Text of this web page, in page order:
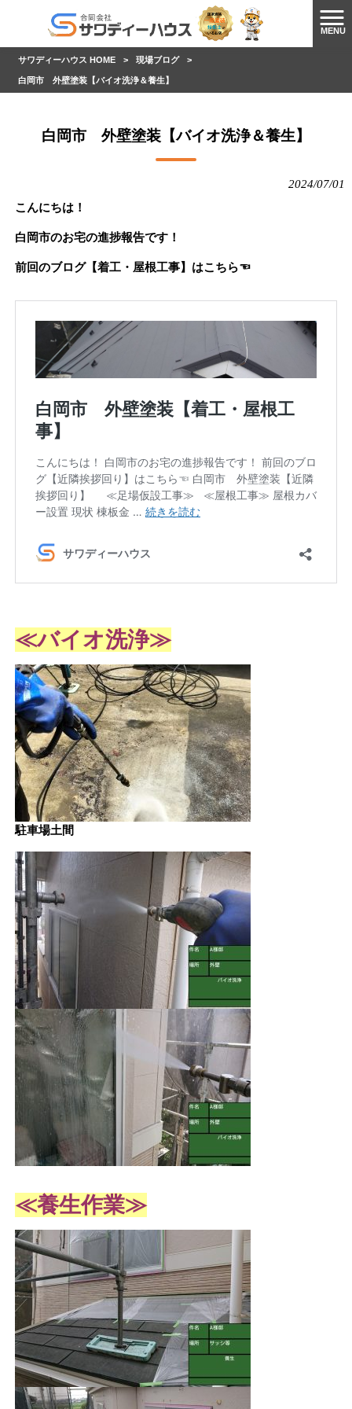
MENU
サワディーハウス HOME > 現場ブログ >
白岡市 外壁塗装【バイオ洗浄＆養生】
白岡市 外壁塗装【バイオ洗浄＆養生】
2024/07/01
こんにちは！
白岡市のお宅の進捗報告です！
前回のブログ【着工・屋根工事】はこちら☜
≪バイオ洗浄≫
駐車場土間
≪養生作業≫